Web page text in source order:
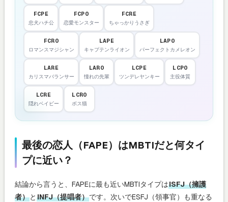
FCPE
忠犬ハチ公
FCPO
恋愛モンスター
FCRE
ちゃっかりうさぎ
FCRO
ロマンスマジシャン
LAPE
キャプテンライオン
LAPO
パーフェクトカメレオン
LARE
カリスマバランサー
LARO
憧れの先輩
LCPE
ツンデレヤンキー
LCPO
主役体質
LCRE
隠れベイビー
LCRO
ボス猫
最後の恋人（FAPE）はMBTIだと何タイ
プに近い？
結論から言うと、FAPEに最も近いMBTIタイプはISFJ（擁護
者）と INFJ（提唱者）です。次いでESFJ（領事官）も重なる